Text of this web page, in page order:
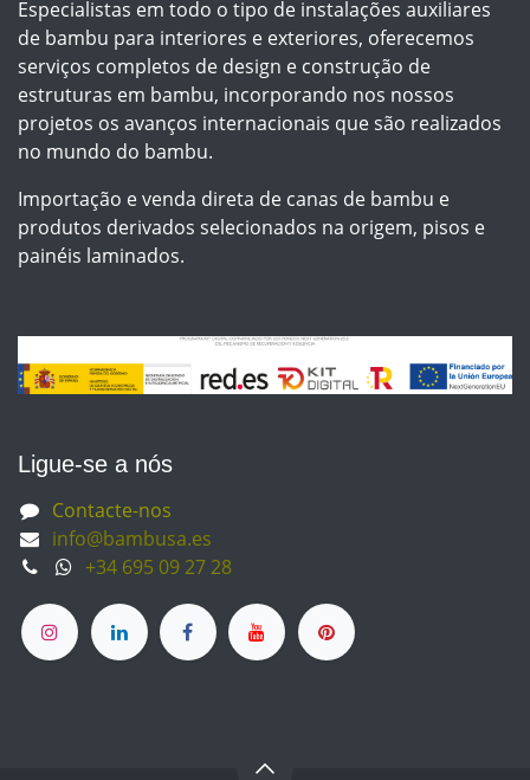
Especialistas em todo o tipo de instalações auxiliares
de bambu para interiores e exteriores, oferecemos
serviços completos de design e construção de
estruturas em bambu, incorporando nos nossos
projetos os avanços internacionais que são realizados
no mundo do bambu.
Importação e venda direta de canas de bambu e
produtos derivados selecionados na origem, pisos e
painéis laminados.
Ligue-se a nós
Contacte-nos
info@bambusa.es
+34 695 09 27 28